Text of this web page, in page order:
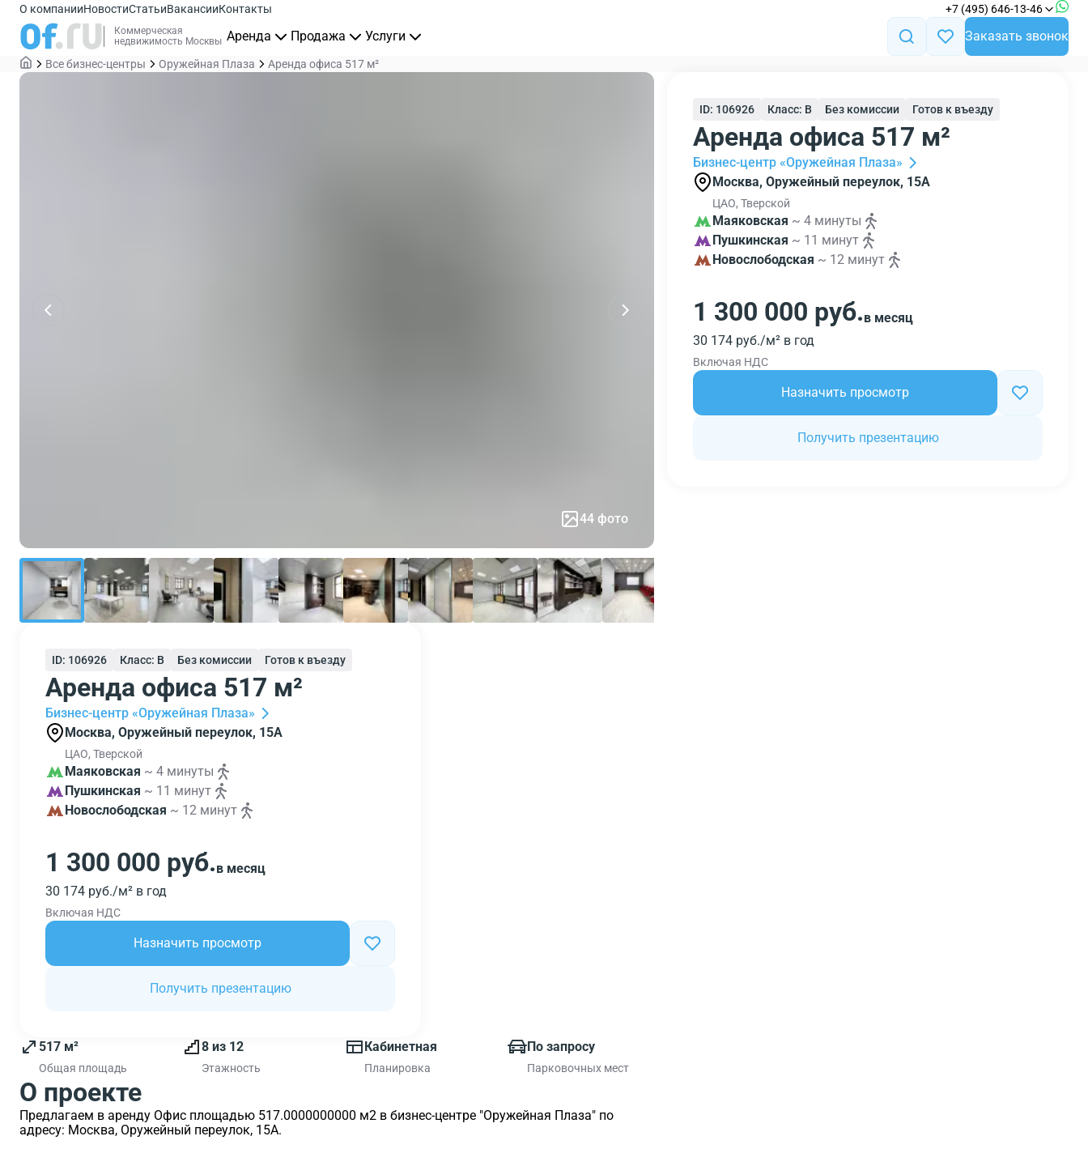
О компанииНовостиСтатьиВакансииКонтакты +7 (495) 646-13-46
Коммерческая
недвижимость Москвы Аренда Продажа Услуги Заказать звонок
Все бизнес-центры Оружейная Плаза Аренда офиса 517 м²
44 фото
ID: 106926 Класс: B Без комиссии Готов к въезду
Аренда офиса 517 м²
Бизнес-центр «Оружейная Плаза»
Москва, Оружейный переулок, 15А
ЦАО, Тверской
Маяковская ~ 4 минуты
Пушкинская ~ 11 минут
Новослободская ~ 12 минут
1 300 000 руб.в месяц
30 174 руб./м² в год
Включая НДС
Назначить просмотр
Получить презентацию
517 м²
Общая площадь
8 из 12
Этажность
Кабинетная
Планировка
По запросу
Парковочных мест
О проекте
Предлагаем в аренду Офис площадью 517.0000000000 м2 в бизнес-центре "Оружейная Плаза" по
адресу: Москва, Оружейный переулок, 15А.
ID: 106926 Класс: B Без комиссии Готов к въезду
Аренда офиса 517 м²
Бизнес-центр «Оружейная Плаза»
Москва, Оружейный переулок, 15А
ЦАО, Тверской
Маяковская ~ 4 минуты
Пушкинская ~ 11 минут
Новослободская ~ 12 минут
1 300 000 руб.в месяц
30 174 руб./м² в год
Включая НДС
Назначить просмотр
Получить презентацию